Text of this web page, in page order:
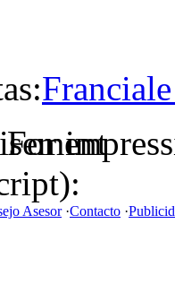
Francia
Asesor·Contacto ·